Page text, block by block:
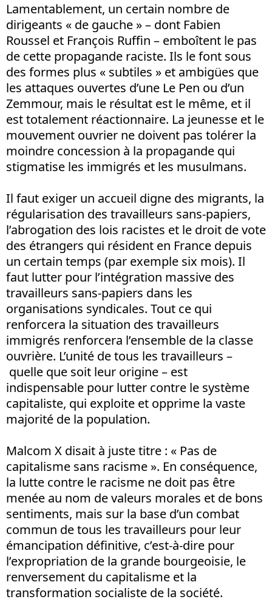
Lamentablement, un certain nombre de
dirigeants « de gauche » – dont Fabien
Roussel et François Ruffin – emboîtent le pas
de cette propagande raciste. Ils le font sous
des formes plus « subtiles » et ambigües que
les attaques ouvertes d’une Le Pen ou d’un
Zemmour, mais le résultat est le même, et il
est totalement réactionnaire. La jeunesse et le
mouvement ouvrier ne doivent pas tolérer la
moindre concession à la propagande qui
stigmatise les immigrés et les musulmans.
Il faut exiger un accueil digne des migrants, la
régularisation des travailleurs sans-papiers,
l’abrogation des lois racistes et le droit de vote
des étrangers qui résident en France depuis
un certain temps (par exemple six mois). Il
faut lutter pour l’intégration massive des
travailleurs sans-papiers dans les
organisations syndicales. Tout ce qui
renforcera la situation des travailleurs
immigrés renforcera l’ensemble de la classe
ouvrière. L’unité de tous les travailleurs –
quelle que soit leur origine – est
indispensable pour lutter contre le système
capitaliste, qui exploite et opprime la vaste
majorité de la population.
Malcom X disait à juste titre : « Pas de
capitalisme sans racisme ». En conséquence,
la lutte contre le racisme ne doit pas être
menée au nom de valeurs morales et de bons
sentiments, mais sur la base d’un combat
commun de tous les travailleurs pour leur
émancipation définitive, c’est-à-dire pour
l’expropriation de la grande bourgeoisie, le
renversement du capitalisme et la
transformation socialiste de la société.